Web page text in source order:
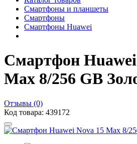
Смартфоны и планшеты
Смартфоны
Смартфоны Huawei
Смартфон Huawei
Max 8/256 GB
Отзывы (0)
Код товара: 439172